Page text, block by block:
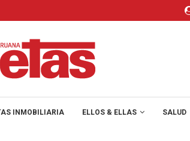
INMOBILIARIA ELLOS & ELLAS SALUD